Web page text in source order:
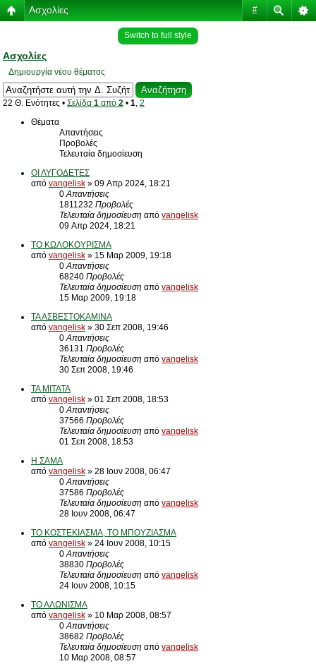
#
Ασχολίες
Switch to full style
Ασχολίες
Δημιουργία νέου θέματος
22 Θ. Ενότητες • Σελίδα 1 από 2 • 1, 2
Θέματα
Απαντήσεις
Προβολές
Τελευταία δημοσίευση
ΟΙ ΛΥΓΟΔΕΤΕΣ
από vangelisk » 09 Απρ 2024, 18:21
0Απαντήσεις
1811232 Προβολές
Τελευταία δημοσίευση από vangelisk
09 Απρ 2024, 18:21
ΤΟ ΚΩΛΟΚΟΥΡΙΣΜΑ
από vangelisk » 15 Μαρ 2009, 19:18
0Απαντήσεις
68240 Προβολές
Τελευταία δημοσίευση από vangelisk
15 Μαρ 2009, 19:18
ΤΑ ΑΣΒΕΣΤΟΚΑΜΙΝΑ
από vangelisk » 30 Σεπ 2008, 19:46
0Απαντήσεις
36131 Προβολές
Τελευταία δημοσίευση από vangelisk
30 Σεπ 2008, 19:46
ΤΑ ΜΙΤΑΤΑ
από vangelisk » 01 Σεπ 2008, 18:53
0Απαντήσεις
37566 Προβολές
Τελευταία δημοσίευση από vangelisk
01 Σεπ 2008, 18:53
Η ΣΑΜΑ
από vangelisk » 28 Ιουν 2008, 06:47
0Απαντήσεις
37586 Προβολές
Τελευταία δημοσίευση από vangelisk
28 Ιουν 2008, 06:47
ΤΟ ΚΟΣΤΕΚΙΑΣΜΑ, ΤΟ ΜΠΟΥΖΙΑΣΜΑ
από vangelisk » 24 Ιουν 2008, 10:15
0Απαντήσεις
38830 Προβολές
Τελευταία δημοσίευση από vangelisk
24 Ιουν 2008, 10:15
ΤΟ ΑΛΩΝΙΣΜΑ
από vangelisk » 10 Μαρ 2008, 08:57
0Απαντήσεις
38682 Προβολές
Τελευταία δημοσίευση από vangelisk
10 Μαρ 2008, 08:57